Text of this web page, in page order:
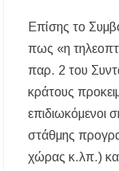
Επίσης το
πως «η
παρ. 2 του
κράτους
επιδιωκόμενοι
στάθμης
χώρας κ.λπ.)